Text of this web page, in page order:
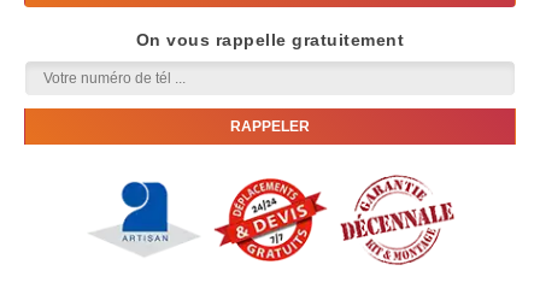
On vous rappelle gratuitement